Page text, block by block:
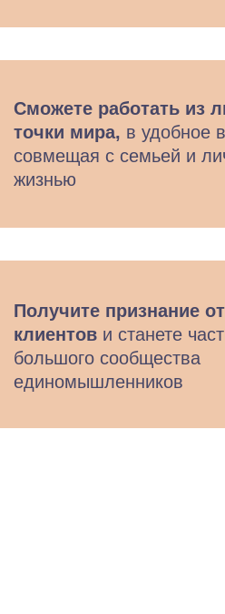
Получите признание от
клиентов и станете
большого сообщества
единомышленников
Сможете работать из
точки мира, в удобное
совмещая с семьей и
жизнью